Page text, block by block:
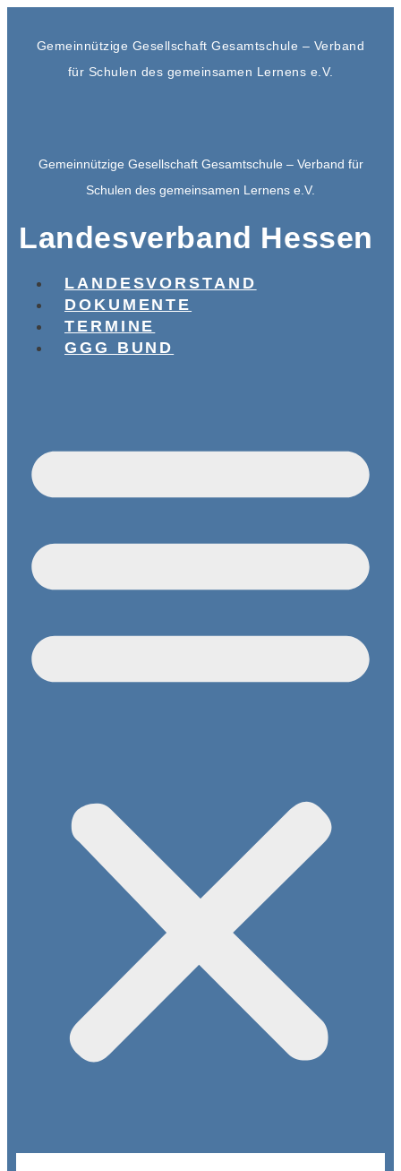
Gemeinnützige Gesellschaft Gesamtschule – Verband
für Schulen des gemeinsamen Lernens e.V.
Gemeinnützige Gesellschaft Gesamtschule – Verband für
Schulen des gemeinsamen Lernens e.V.
Landesverband Hessen
LANDESVORSTAND
DOKUMENTE
TERMINE
GGG BUND